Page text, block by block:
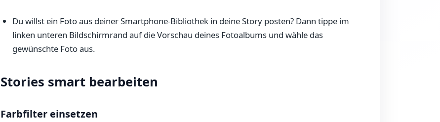
Du willst ein Foto aus deiner Smartphone-Bibliothek in deine Story posten? Dann tippe im
linken unteren Bildschirmrand auf die Vorschau deines Fotoalbums und wähle das
gewünschte Foto aus.
Stories smart bearbeiten
Farbfilter einsetzen